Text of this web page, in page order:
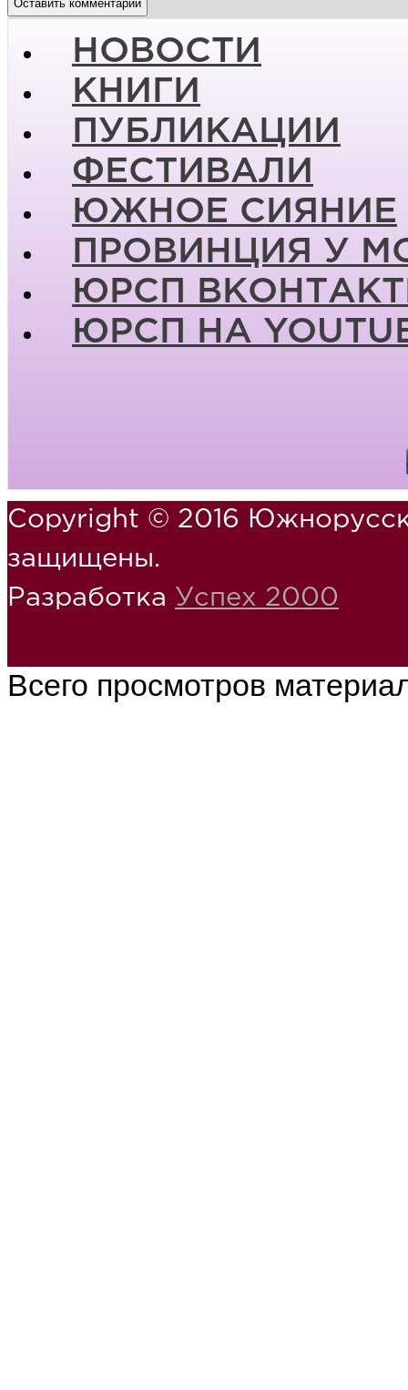
НОВОСТИ
КНИГИ
ПУБЛИКАЦИИ
ФЕСТИВАЛИ
ЮЖНОЕ СИЯНИЕ
ПРОВИНЦИЯ У
ЮРСП
ЮРСП НА
Copyright © 2016
защищены.
Разработка Успех 2000
Всего просмотров